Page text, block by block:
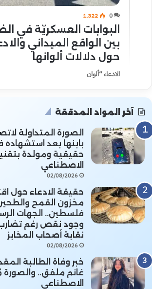
0 1٬322
البوابات العسكريّة في
بين الواقع الميداني
حول دلالات ألوانها
الادعاء “ألوان
آخر المواد المدققة
الصورة المتداولة
بابنها بعد استشهاده
حقيقية ومولدة
الاصطناعي
02/08/2026
حقيقة الادعاء حول
مخزون القمح
فلسطين.. الجهات
وجود نقص رغم
نقابة أصحاب المخابز
02/08/2026
خبر وفاة الطالبة
غانم ملفق.. والصورة
الاصطناعي